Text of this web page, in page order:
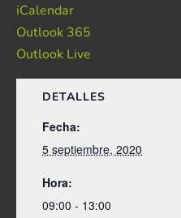
iCalendar
Outlook 365
Outlook Live
DETALLES
Fecha:
5 septiembre, 2020
Hora:
09:00 - 13:00